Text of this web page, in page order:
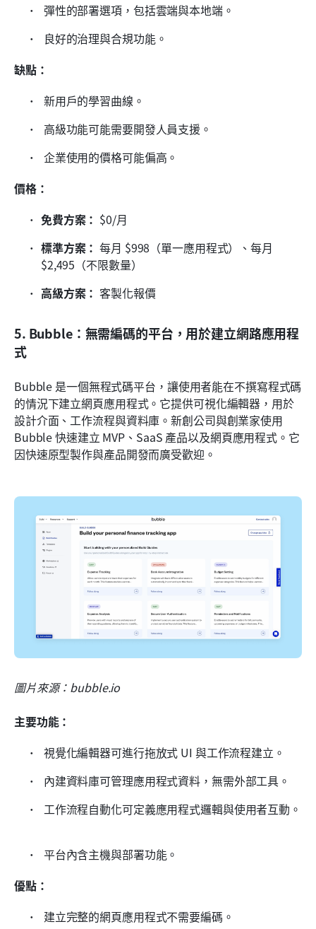
彈性的部署選項，包括雲端與本地端。
良好的治理與合規功能。
缺點：
新用戶的學習曲線。
高級功能可能需要開發人員支援。
企業使用的價格可能偏高。
價格：
免費方案： $0/月
標準方案： 每月 $998（單一應用程式）、每月
$2,495（不限數量）
高級方案： 客製化報價
5. Bubble：無需編碼的平台，用於建立網路應用程
式
Bubble 是一個無程式碼平台，讓使用者能在不撰寫程式碼
的情況下建立網頁應用程式。它提供可視化編輯器，用於
設計介面、工作流程與資料庫。新創公司與創業家使用
Bubble 快速建立 MVP、SaaS 產品以及網頁應用程式。它
因快速原型製作與產品開發而廣受歡迎。
圖片來源：bubble.io
主要功能：
視覺化編輯器可進行拖放式 UI 與工作流程建立。
內建資料庫可管理應用程式資料，無需外部工具。
平台內含主機與部署功能。
優點：
建立完整的網頁應用程式不需要編碼。